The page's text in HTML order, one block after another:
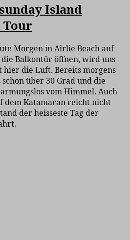
Island
Tour
Morgen in Airlie Beach auf
die Balkontür öffnen, wird uns
hier die Luft. Bereits morgens
über 30 Grad und die
vom Himmel. Auch
dem Katamaran reicht nicht
der heisseste Tag der